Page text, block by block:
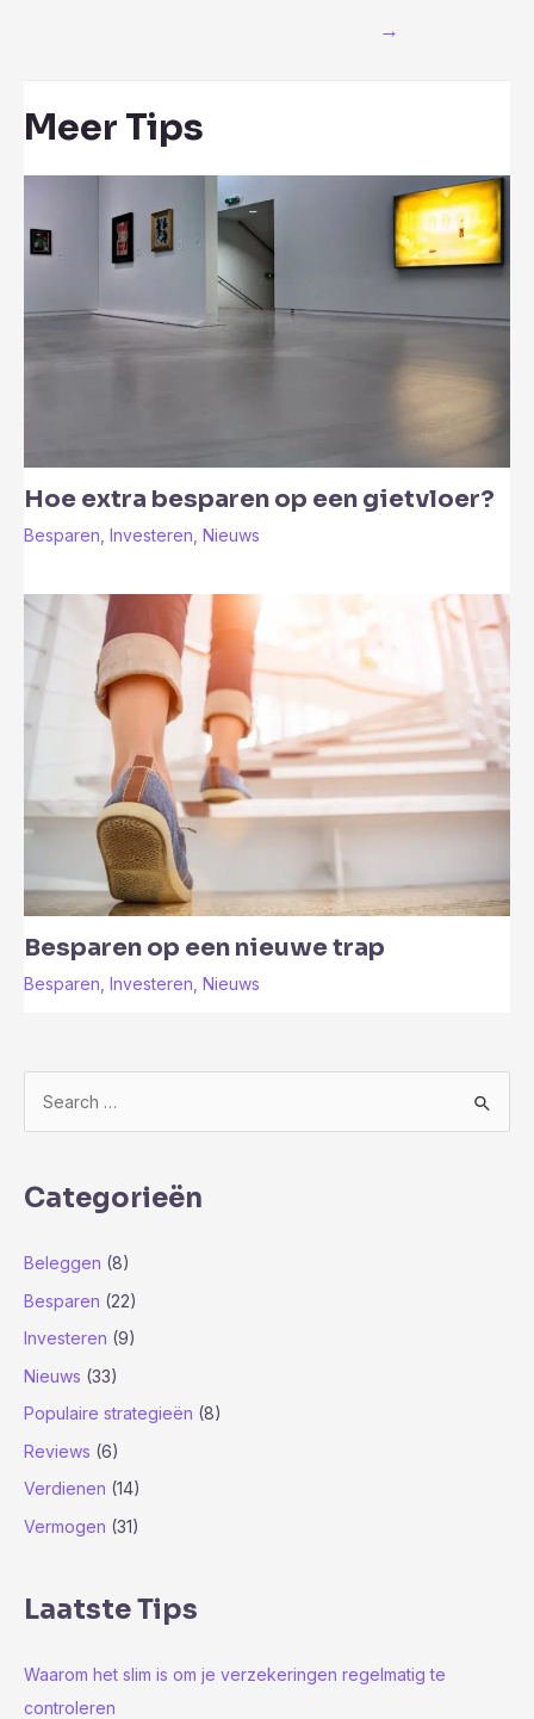
→
Meer Tips
Hoe extra besparen op een gietvloer?
Besparen Investeren Nieuws
Besparen op een nieuwe trap
Besparen Investeren Nieuws
k
a
Categorieën
Beleggen (8)
Besparen (22)
Investeren (9)
Nieuws (33)
Populaire strategieën (8)
Reviews (6)
Verdienen (14)
Vermogen (31)
Laatste Tips
Waarom het slim is om je verzekeringen regelmatig te
controleren